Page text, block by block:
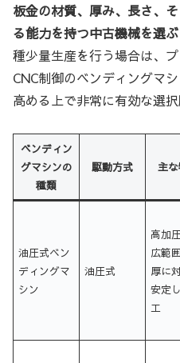
板金の材質、厚み、長さ、
る能力を持つ中古機械を選ぶ
種少量生産を行う場合は、
CNC制御のベンディングマ
高める上で非常に有効な選択
ベンディン
グマシンの
種類
駆動方式 主
油圧式ベン
ディングマ
シン
油圧式
高加
広範
厚に
安定
工